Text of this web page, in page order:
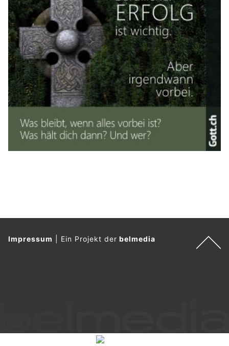
Impressum Ein Projekt derbelmedia